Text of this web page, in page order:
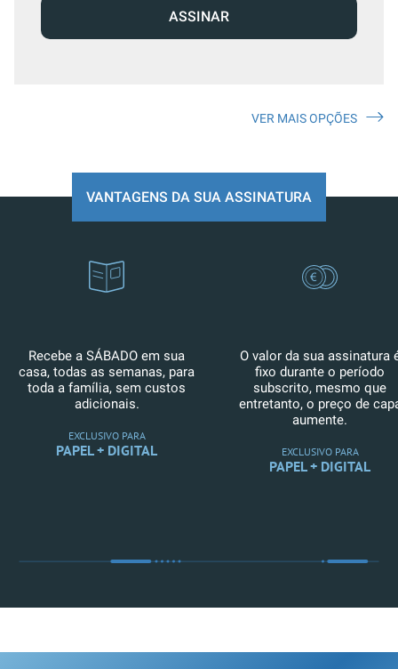
ASSINAR
VER MAIS OPÇÕES
VANTAGENS DA SUA ASSINATURA
Recebe a SÁBADO em sua
casa, todas as semanas, para
toda a família, sem custos
adicionais.
EXCLUSIVO PARA
PAPEL + DIGITAL
O valor da sua assinatura
fixo durante o período
subscrito, mesmo que
entretanto, o preço de
aumente.
EXCLUSIVO PARA
PAPEL + DIGITAL